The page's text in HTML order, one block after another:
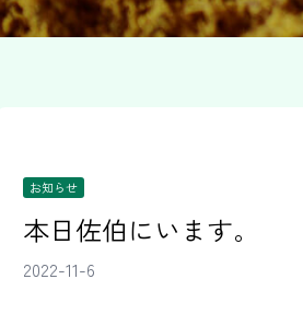
お知らせ
本日佐伯にいます。
2022-11-6